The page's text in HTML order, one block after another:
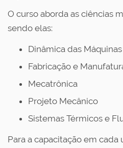
O curso aborda as ciências
sendo elas:
Dinâmica das Máquinas
Fabricação e
Mecatrônica
Projeto Mecânico
Sistemas Térmicos e
Para a capacitação em